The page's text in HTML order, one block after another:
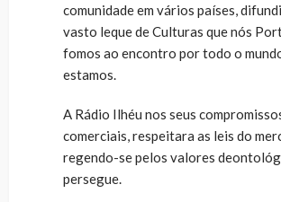
comunidade em vários países,
vasto leque de Culturas que nós
fomos ao encontro por todo o
estamos.
A Rádio Ilhéu nos seus
comerciais, respeitara as leis do
regendo-se pelos valores
persegue.